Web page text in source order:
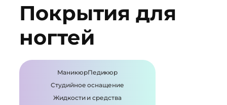
Покрытия для
ногтей
МаникюрПедикюр
Студийное оснащение
Жидкости и средства